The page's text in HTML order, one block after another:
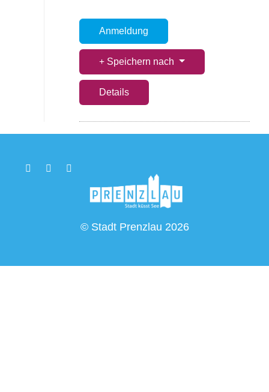
Anmeldung
Speichern nach
Details
© Stadt Prenzlau 2026